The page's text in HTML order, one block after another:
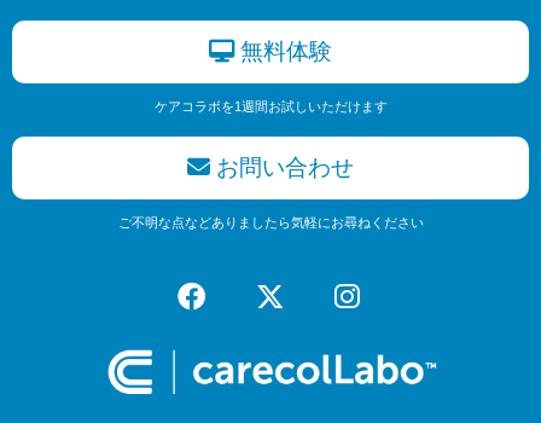
無料体験
ケアコラボを1週間お試しいただけます
お問い合わせ
ご不明な点などありましたら気軽にお尋ねください